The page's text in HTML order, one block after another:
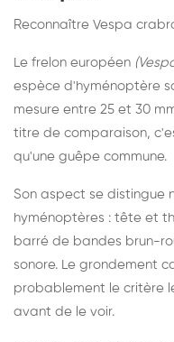
Reconnaître Vespa
Le frelon européen
espèce d'hyménoptère
mesure entre 25 et 30
titre de comparaison,
qu'une guêpe commune.
Son aspect se distingue
hyménoptères : tête et
barré de bandes brun-
sonore. Le grondement
probablement le critère
avant de le voir.